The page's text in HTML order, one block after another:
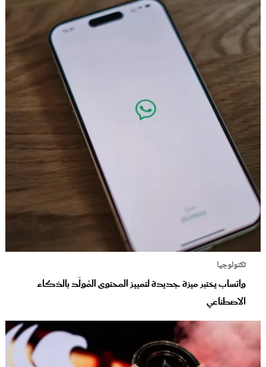
تكنولوجيا
واتساب يختبر ميزة جديدة لتمييز المحتوى المُولّد بالذكاء
الاصطناعي